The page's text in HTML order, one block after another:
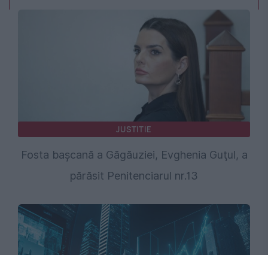
JUSTITIE
Fosta başcană a Găgăuziei, Evghenia Guţul, a
părăsit Penitenciarul nr.13